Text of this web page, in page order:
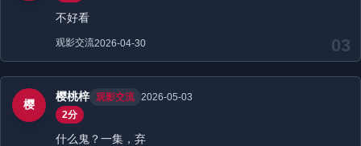
03
不好看
观影交流2026-04-30
樱
樱桃梓 观影交流 2026-05-03
2分
什么鬼？一集，弃